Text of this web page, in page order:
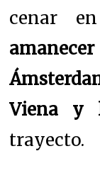
cenar
Viena y
trayecto.